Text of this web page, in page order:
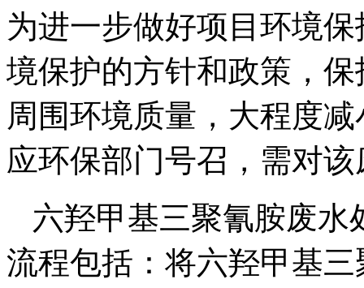
为进一步做好项目环境
境保护的方针和政策，
周围环境质量，大程度
应环保部门号召，需对
六羟甲基三聚氰胺废
流程包括：将六羟甲基